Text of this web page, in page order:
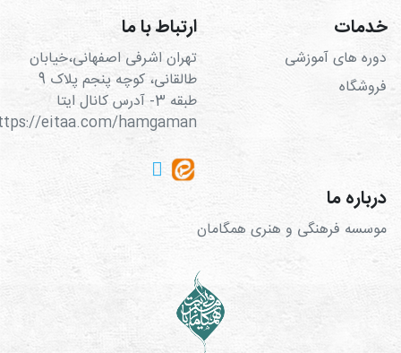
خدمات
دوره های آموزشی
فروشگاه
ارتباط با ما
تهران اشرفی اصفهانی،خیابان
طالقانی، کوچه پنجم پلاک 9
طبقه 3- آدرس کانال ایتا
https://eitaa.com/hamgaman
درباره ما
موسسه فرهنگی و هنری همگامان